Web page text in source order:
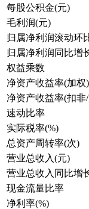
每股公积金(元)
毛利润(元)
归属净利润滚动环
归属净利润同比增
权益乘数
净资产收益率(加权
净资产收益率(扣非
速动比率
实际税率(%)
总资产周转率(次)
营业总收入(元)
营业总收入同比增
现金流量比率
净利率(%)